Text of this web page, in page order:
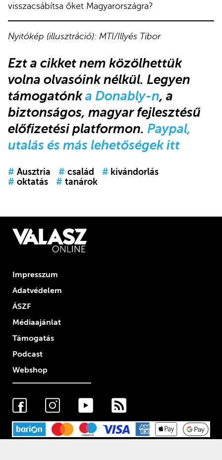
visszacsábítsa őket Magyarországra?
Nyitókép (illusztráció): MTI/Illyés Tibor
Ezt a cikket nem közölhettük
volna olvasóink nélkül. Legyen
támogatónka Donably-n, a
biztonságos, magyar fejlesztésű
előfizetési platformon. Paypal,
utalás és más lehetőségek itt
# Ausztria # család # kivándorlás
# oktatás # tanárok
Impresszum
Adatvédelem
ÁSZF
Médiaajánlat
Támogatás
Podcast
Webshop